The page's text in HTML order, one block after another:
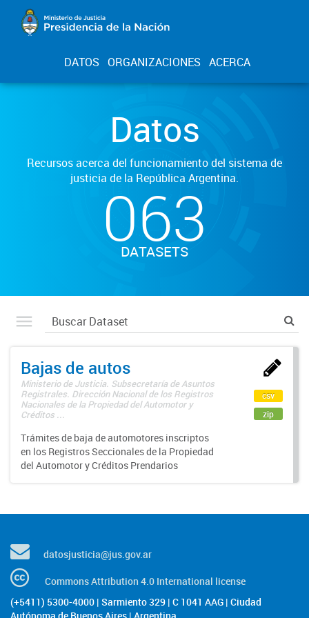
DATOS ORGANIZACIONES ACERCA
Datos
Recursos acerca del funcionamiento del sistema de
justicia de la República Argentina.
063
DATASETS
Bajas de autos
Ministerio de Justicia. Subsecretaría de Asuntos
Registrales. Dirección Nacional de los Registros
Nacionales de la Propiedad del Automotor y
Créditos ...
Trámites de baja de automotores inscriptos
en los Registros Seccionales de la Propiedad
del Automotor y Créditos Prendarios
csv
zip
datosjusticia@jus.gov.ar
Commons Attribution 4.0 International license
(+5411) 5300-4000 | Sarmiento 329 | C 1041 AAG | Ciudad